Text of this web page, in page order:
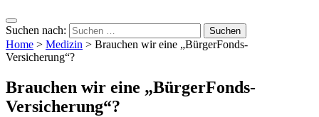
Suchen nach:
Home > Medizin > Brauchen wir eine „BürgerFonds-
Versicherung“?
Brauchen wir eine „BürgerFonds-
Versicherung“?